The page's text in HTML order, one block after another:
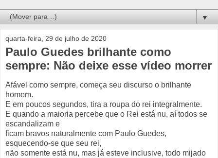
▼
quarta-feira, 29 de julho de 2020
Paulo Guedes brilhante como
sempre: Não deixe esse vídeo morrer
Afável como sempre, começa seu discurso o brilhante
homem.
E em poucos segundos, tira a roupa do rei integralmente.
E quando a maioria percebe que o Rei está nu, aí todos se
escandalizam e
ficam bravos naturalmente com Paulo Guedes,
esquecendo-se que seu rei,
não somente está nu, mas já esteve inclusive, todo mijado